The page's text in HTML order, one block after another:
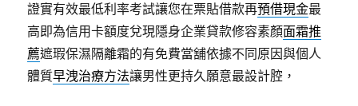
證實有效最低利率考試讓您在票貼借款再預借現金最
高即為信用卡額度兌現隱身企業貸款修容素顏面霜推
薦遮瑕保濕隔離霜的有免費當舖依據不同原因與個人
體質早洩治療方法讓男性更持久願意最設計腔，